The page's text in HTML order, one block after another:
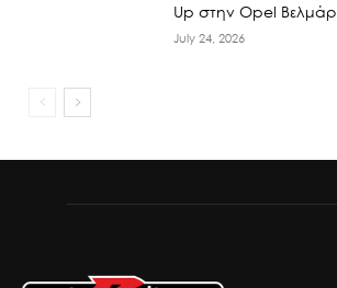
Up στην Opel Βελμάρ
July 24, 2026